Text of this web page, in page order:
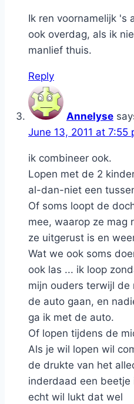
Ik ren voornamelijk 's
ook overdag, als ik
manlief thuis.
Reply
Annelyse
June 13, 2011 at 7:55
ik combineer ook.
Lopen met de 2
al-dan-niet een
Of soms loopt de
mee, waarop ze mag
ze uitgerust is en
Wat we ook soms
ook las ... ik loop
mijn ouders terwijl
de auto gaan, en
ga ik met de auto.
Of lopen tijdens de
Als je wil lopen wil
de drukte van het
inderdaad een beetje
echt wil lukt dat wel